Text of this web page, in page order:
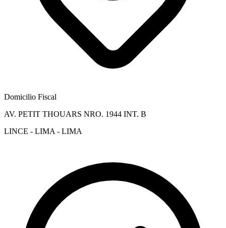
Domicilio Fiscal
AV. PETIT THOUARS NRO. 1944 INT. B
LINCE - LIMA - LIMA